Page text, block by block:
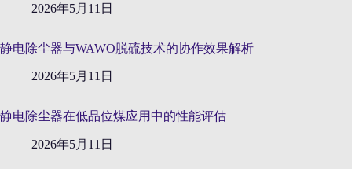
2026年5月11日
静电除尘器与WAWO脱硫技术的协作效果解析
2026年5月11日
静电除尘器在低品位煤应用中的性能评估
2026年5月11日